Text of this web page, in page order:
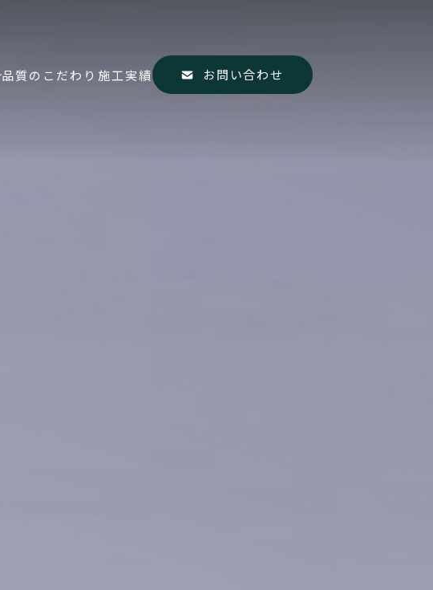
品質のこだわり 施工実績 お問い合わせ